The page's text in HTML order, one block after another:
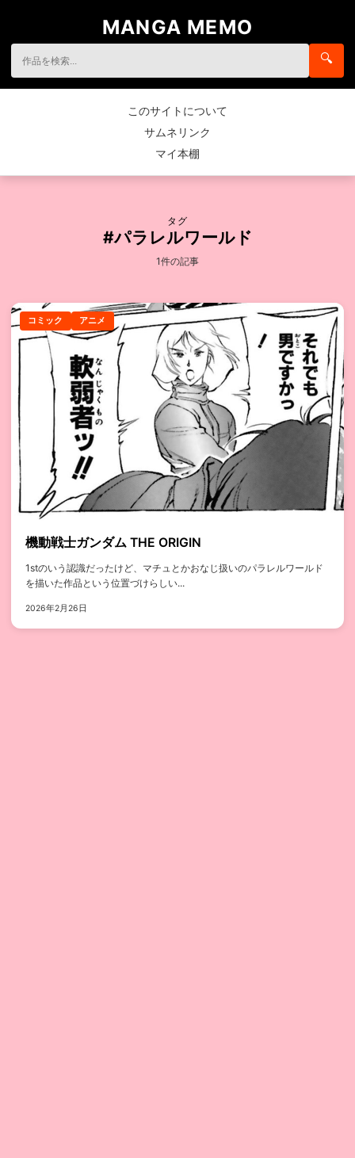
MANGA MEMO
🔍
このサイトについて
サムネリンク
マイ本棚
タグ
#パラレルワールド
1件の記事
コミック アニメ
機動戦士ガンダム THE ORIGIN
1stのいう認識だったけど、マチュとかおなじ扱いのパラレルワールド
を描いた作品という位置づけらしい...
2026年2月26日